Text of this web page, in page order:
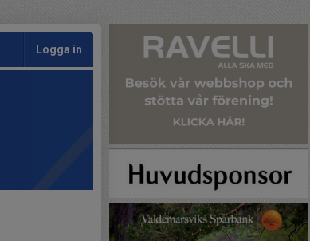
Logga in